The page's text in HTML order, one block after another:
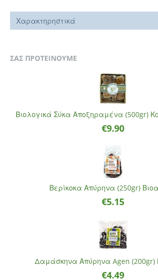
Χαρακτηρηστικά
ΣΑΣ ΠΡΟΤΕΙΝΟΥΜΕ
Βιολογικά Σύκα Αποξηραμένα (500gr)
€9.90
Βερίκοκα Απύρηνα (250gr)
€5.15
Δαμάσκηνα Απύρηνα Agen (200gr)
€4.49